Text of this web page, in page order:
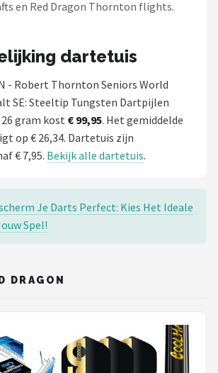
en Red Dragon Thornton flights.
dartetuis
- Robert Thornton Seniors World
SE: Steeltip Tungsten Dartpijlen
gram kost € 99,95. Het gemiddelde
op € 26,34. Dartetuis zijn
€ 7,95. Bekijk alle dartetuis.
Je Darts Perfect: Kies Het Ideale
Spel!
DRAGON